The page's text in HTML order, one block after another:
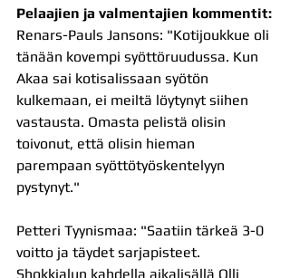
Pelaajien ja valmentajien kommentit:
Renars-Pauls Jansons: "Kotijoukkue oli
tänään kovempi syöttöruudussa. Kun
Akaa sai kotisalissaan syötön
kulkemaan, ei meiltä löytynyt siihen
vastausta. Omasta pelistä olisin
toivonut, että olisin hieman
parempaan syöttötyöskentelyyn
pystynyt."
Petteri Tyynismaa: "Saatiin tärkeä 3-0
voitto ja täydet sarjapisteet.
Shokkialun kahdella aikalisällä Olli